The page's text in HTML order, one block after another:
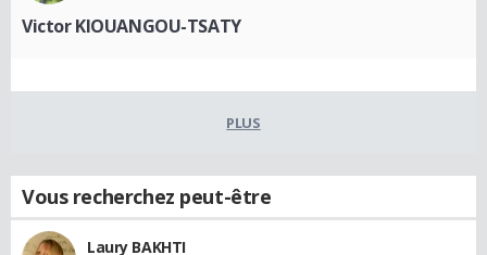
Victor KIOUANGOU-TSATY
PLUS
Vous recherchez peut-être
Laury BAKHTI